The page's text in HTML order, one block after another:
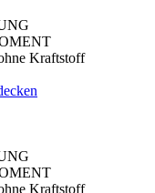
Kraftstoff
Kraftstoff